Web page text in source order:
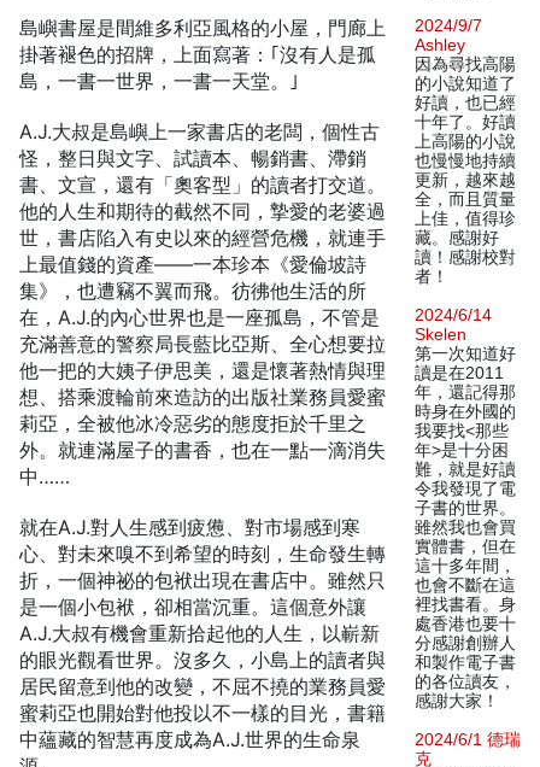
島嶼書屋是間維多利亞風格的小屋，門廊上
掛著褪色的招牌，上面寫著：｢沒有人是孤
島，一書一世界，一書一天堂。｣
A.J.大叔是島嶼上一家書店的老闆，個性古
怪，整日與文字、試讀本、暢銷書、滯銷
書、文宣，還有「奧客型」的讀者打交道。
他的人生和期待的截然不同，摯愛的老婆過
世，書店陷入有史以來的經營危機，就連手
上最值錢的資產——一本珍本《愛倫坡詩
集》，也遭竊不翼而飛。彷彿他生活的所
在，A.J.的內心世界也是一座孤島，不管是
充滿善意的警察局長藍比亞斯、全心想要拉
他一把的大姨子伊思美，還是懷著熱情與理
想、搭乘渡輪前來造訪的出版社業務員愛蜜
莉亞，全被他冰冷惡劣的態度拒於千里之
外。就連滿屋子的書香，也在一點一滴消失
中……
就在A.J.對人生感到疲憊、對市場感到寒
心、對未來嗅不到希望的時刻，生命發生轉
折，一個神祕的包袱出現在書店中。雖然只
是一個小包袱，卻相當沉重。這個意外讓
A.J.大叔有機會重新拾起他的人生，以嶄新
的眼光觀看世界。沒多久，小島上的讀者與
居民留意到他的改變，不屈不撓的業務員愛
蜜莉亞也開始對他投以不一樣的目光，書籍
中蘊藏的智慧再度成為A.J.世界的生命泉
2024/9/7
Ashley
因為尋找高陽
的小說知道了
好讀，也已經
十年了。好讀
上高陽的小說
也慢慢地持續
更新，越來越
全，而且質量
上佳，值得珍
藏。感謝好
讀！感謝校對
者！
2024/6/14
Skelen
第一次知道好
讀是在2011
年，還記得那
時身在外國的
我要找<那些
年>是十分困
難，就是好讀
令我發現了電
子書的世界。
雖然我也會買
實體書，但在
這十多年間，
也會不斷在這
裡找書看。身
處香港也要十
分感謝創辦人
和製作電子書
的各位讀友，
感謝大家！
2024/6/1 德瑞
克